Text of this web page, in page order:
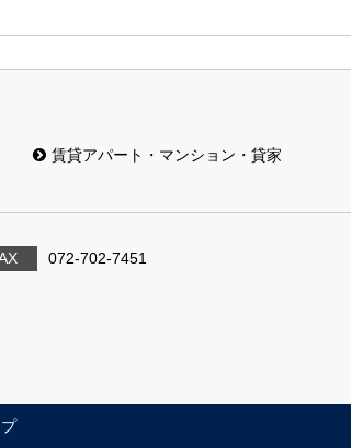
賃貸アパート・マンション・貸家
072-702-7451